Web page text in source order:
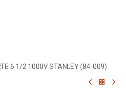
6 1/2 1000V STANLEY (84-009)